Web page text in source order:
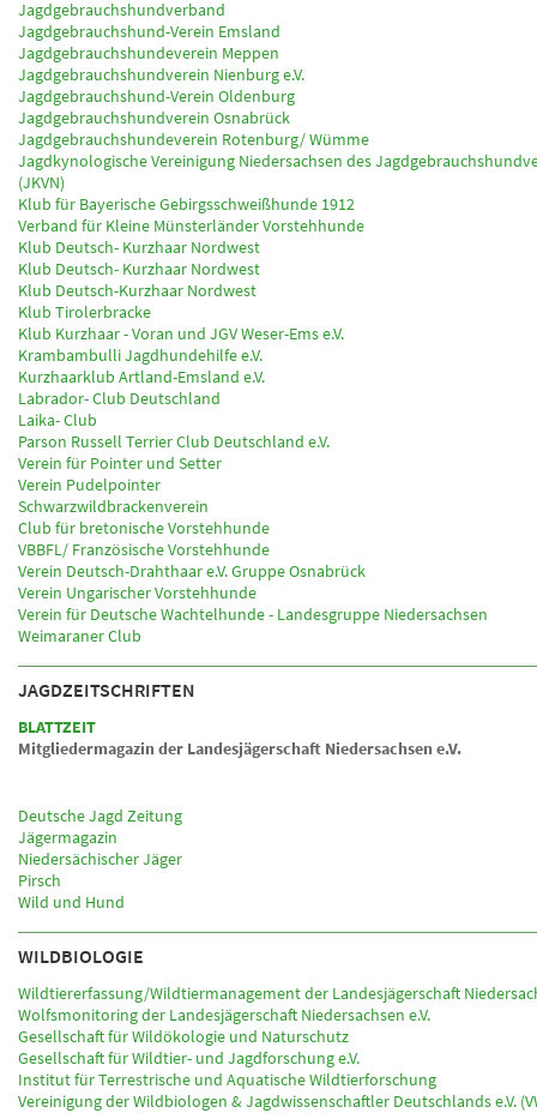
Jagdgebrauchshundverband
Jagdgebrauchshund-Verein Emsland
Jagdgebrauchshundeverein Meppen
Jagdgebrauchshundverein Nienburg e.V.
Jagdgebrauchshund-Verein Oldenburg
Jagdgebrauchshundverein Osnabrück
Jagdgebrauchshundeverein Rotenburg/ Wümme
Jagdkynologische Vereinigung Niedersachsen des
(JKVN)
Klub für Bayerische Gebirgsschweißhunde 1912
Verband für Kleine Münsterländer Vorstehhunde
Klub Deutsch- Kurzhaar Nordwest
Klub Deutsch- Kurzhaar Nordwest
Klub Deutsch-Kurzhaar Nordwest
Klub Tirolerbracke
Klub Kurzhaar - Voran und JGV Weser-Ems e.V.
Krambambulli Jagdhundehilfe e.V.
Kurzhaarklub Artland-Emsland e.V.
Labrador- Club Deutschland
Laika- Club
Parson Russell Terrier Club Deutschland e.V.
Verein für Pointer und Setter
Verein Pudelpointer
Schwarzwildbrackenverein
Club für bretonische Vorstehhunde
VBBFL/ Französische Vorstehhunde
Verein Deutsch-Drahthaar e.V. Gruppe Osnabrück
Verein Ungarischer Vorstehhunde
Verein für Deutsche Wachtelhunde - Landesgruppe Niedersachsen
Weimaraner Club
JAGDZEITSCHRIFTEN
BLATTZEIT
Mitgliedermagazin der Landesjägerschaft Niedersachsen e.V.
Deutsche Jagd Zeitung
Jägermagazin
Niedersächischer Jäger
Pirsch
Wild und Hund
WILDBIOLOGIE
Wildtiererfassung/Wildtiermanagement der Landesjägerschaft
Wolfsmonitoring der Landesjägerschaft Niedersachsen e.V.
Gesellschaft für Wildökologie und Naturschutz
Gesellschaft für Wildtier- und Jagdforschung e.V.
Institut für Terrestrische und Aquatische Wildtierforschung
Vereinigung der Wildbiologen & Jagdwissenschaftler Deutschlands e.V.